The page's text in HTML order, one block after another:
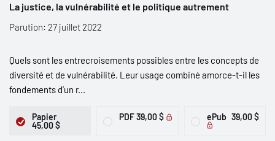
La justice, la vulnérabilité et le politique autrement
Parution: 27 juillet 2022
Quels sont les entrecroisements possibles entre les concepts de
diversité et de vulnérabilité. Leur usage combiné amorce-t-il les
fondements d’un r...
Papier
45,00 $
PDF 39,00 $ ePub 39,00 $